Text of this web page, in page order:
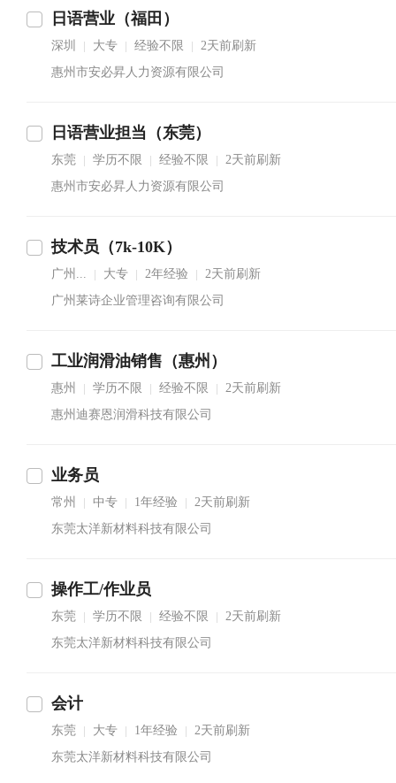
日语营业（福田）
深圳 大专 经验不限
2天前刷新
惠州市安必昇人力资源有限公司
日语营业担当（东莞）
东莞 学历不限 经验不限
2天前刷新
惠州市安必昇人力资源有限公司
技术员（7k-10K）
广州... 大专 2年经验
2天前刷新
广州莱诗企业管理咨询有限公司
工业润滑油销售（惠州）
惠州 学历不限 经验不限
2天前刷新
惠州迪赛恩润滑科技有限公司
业务员
常州 中专 1年经验
2天前刷新
东莞太洋新材料科技有限公司
操作工/作业员
东莞 学历不限 经验不限
2天前刷新
东莞太洋新材料科技有限公司
会计
东莞 大专 1年经验
2天前刷新
东莞太洋新材料科技有限公司